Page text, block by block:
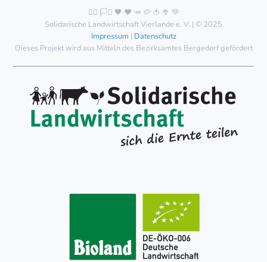
🏳️‍🌈 🏳️‍⚧️ 🖤 ❤️ 🥕 🥔 🍅 🥦 💚
Solidarische Landwirtschaft Vierlande e. V. | © 2025
Impressum | Datenschutz
Dieses Projekt wird aus Mitteln des Bezirksamtes Bergedorf gefördert